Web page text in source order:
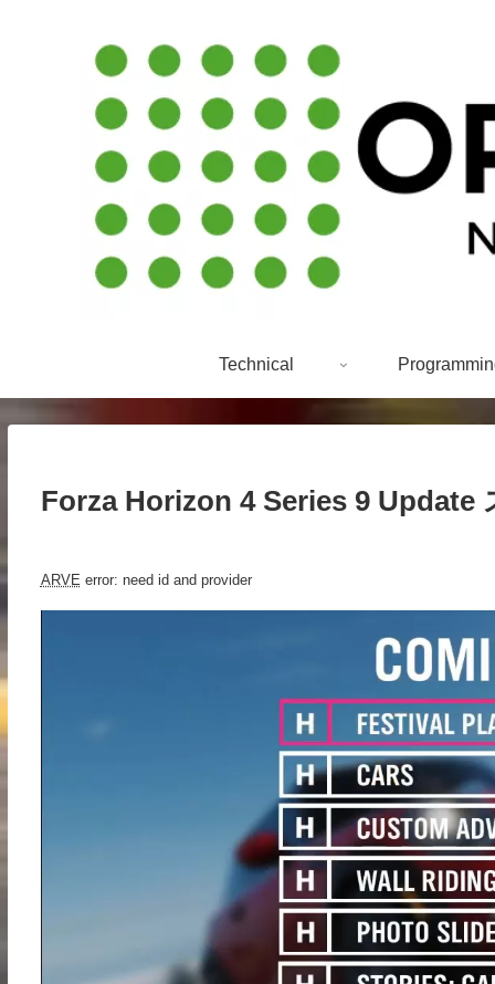
Technical
Forza Horizon 4 Series 9 Update
ARVE error: need id and provider